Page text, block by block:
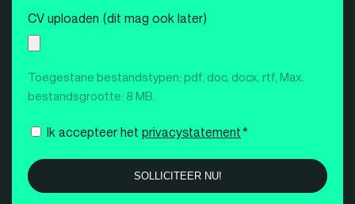
*
CV uploaden (dit mag ook later)
Toegestane bestandstypen: pdf, doc, docx, rtf, Max.
bestandsgrootte: 8 MB.
Instemming
Ik accepteer het privacystatement*